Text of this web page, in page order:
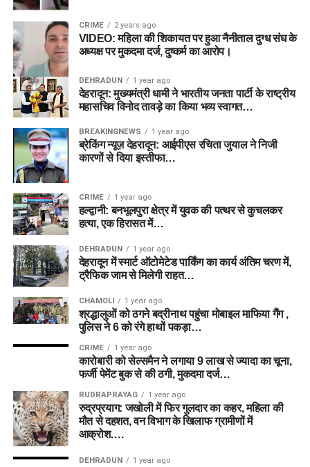
CRIME 2 years ago
VIDEO: महिला की शिकायत पर हुआ नैनीताल दुग्ध संघ के
अध्यक्ष पर मुकदमा दर्ज, दुष्कर्म का आरोप।
DEHRADUN 1 year ago
देहरादून: मुख्यमंत्री धामी ने भारतीय जनता पार्टी के राष्ट्रीय
महासचिव विनोद तावड़े का किया भव्य स्वागत…
BREAKINGNEWS 1 year ago
ब्रेकिंग न्यूज़ देहरादून: आईपीएस रचिता जुयाल ने निजी
कारणों से दिया इस्तीफा…
CRIME 1 year ago
हल्द्वानी: बनभूलपुरा क्षेत्र में युवक की पत्थर से कुचलकर
हत्या, एक हिरासत में…
DEHRADUN 1 year ago
देहरादून में स्मार्ट ऑटोमेटेड पार्किंग का कार्य अंतिम चरण में,
ट्रैफिक जाम से मिलेगी राहत…
CHAMOLI 1 year ago
श्रद्धालुओं को ठगने बद्रीनाथ पहुंचा मोबाइल माफिया गैंग ,
पुलिस ने 6 को रंगे हाथों पकड़ा…
CRIME 1 year ago
कारोबारी को सेल्समैन ने लगाया 9 लाख से ज्यादा का चूना,
फर्जी पेमेंट बुक से की ठगी, मुकदमा दर्ज…
RUDRAPRAYAG 1 year ago
रुद्रप्रयाग: जखोली में फिर गुलदार का कहर, महिला की
मौत से दहशत, वन विभाग के खिलाफ ग्रामीणों में
आक्रोश….
DEHRADUN 1 year ago